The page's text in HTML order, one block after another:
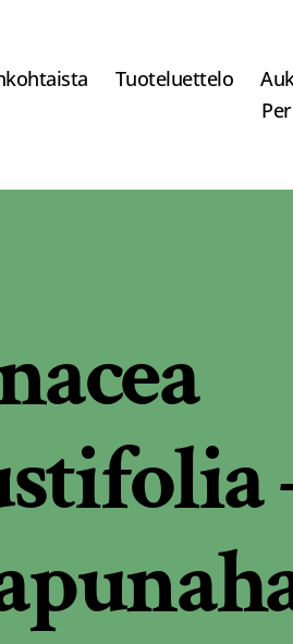
Tuoteluettelo